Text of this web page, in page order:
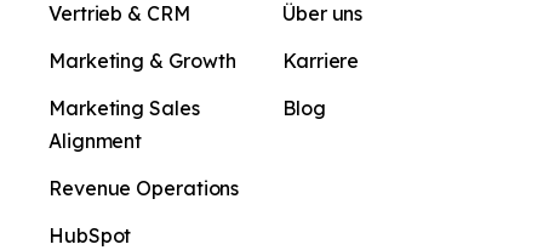
Vertrieb & CRM
Marketing & Growth
Marketing Sales
Alignment
Revenue Operations
HubSpot
Über uns
Karriere
Blog